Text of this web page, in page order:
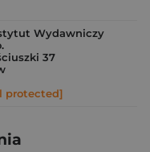
Wydawniczy
37
protected]